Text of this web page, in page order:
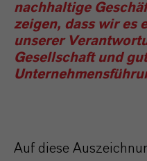
nachhaltige
zeigen, dass wir es
unserer
Gesellschaft und
Auf diese